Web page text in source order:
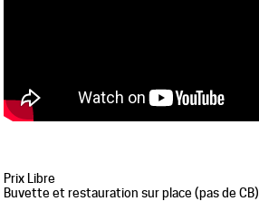
Prix Libre
Buvette et restauration sur place (pas de CB)